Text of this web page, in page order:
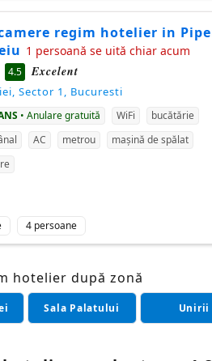
regim hotelier in
1 persoană se uită chiar acum
4.5 Excelent
Sector 1, Bucuresti
• Anulare gratuită WiFi
bucătărie
AC metrou
mașină de spălat
4 persoane
hotelier după zonă
Sala Palatului Unirii